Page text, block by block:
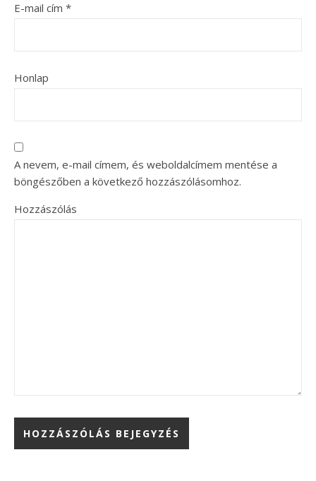
E-mail cím *
Honlap
A nevem, e-mail címem, és weboldalcímem mentése a
böngészőben a következő hozzászólásomhoz.
Hozzászólás